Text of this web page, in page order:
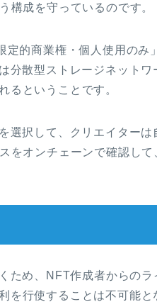
構成を守っているのです。
的商業権・個人使用のみ
分散型ストレージネット
るということです。
選択して、クリエイターは
をオンチェーンで確認し
ため、NFT作成者からの
を行使することは不可能と